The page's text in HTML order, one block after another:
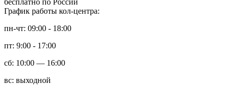
График работы кол-центра:
пн-чт: 09:00 - 18:00
пт: 9:00 - 17:00
сб: 10:00 — 16:00
вс: выходной